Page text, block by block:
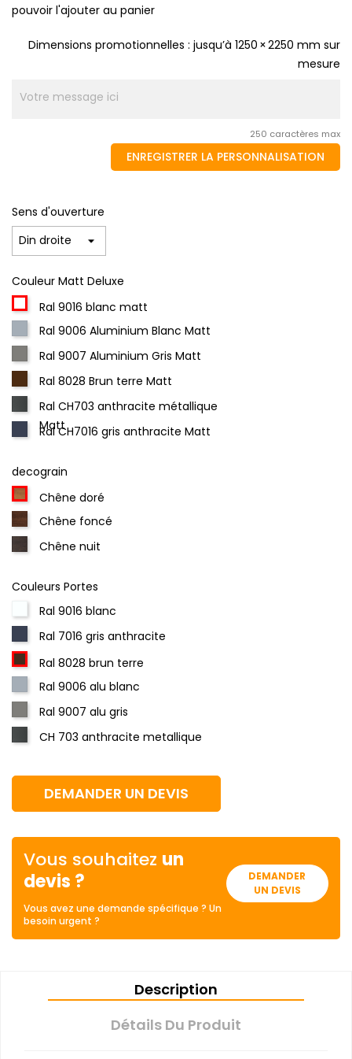
pouvoir l'ajouter au panier
Dimensions promotionnelles : jusqu’à 1250 × 2250 mm sur
mesure
250 caractères max
ENREGISTRER LA PERSONNALISATION
Sens d'ouverture
Couleur Matt Deluxe
Ral 9016 blanc matt
Ral 9006 Aluminium Blanc Matt
Ral 9007 Aluminium Gris Matt
Ral 8028 Brun terre Matt
Ral CH703 anthracite métallique
Matt
Ral CH7016 gris anthracite Matt
decograin
Chêne doré
Chêne foncé
Chêne nuit
Couleurs Portes
Ral 9016 blanc
Ral 7016 gris anthracite
Ral 8028 brun terre
Ral 9006 alu blanc
Ral 9007 alu gris
CH 703 anthracite metallique
DEMANDER UN DEVIS
Vous souhaitez un
devis ?
Vous avez une demande spécifique ? Un
besoin urgent ?
DEMANDER
UN DEVIS
Description
Détails Du Produit